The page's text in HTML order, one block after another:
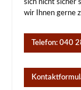
sich nicht sicher
wir Ihnen gerne
Telefon: 040